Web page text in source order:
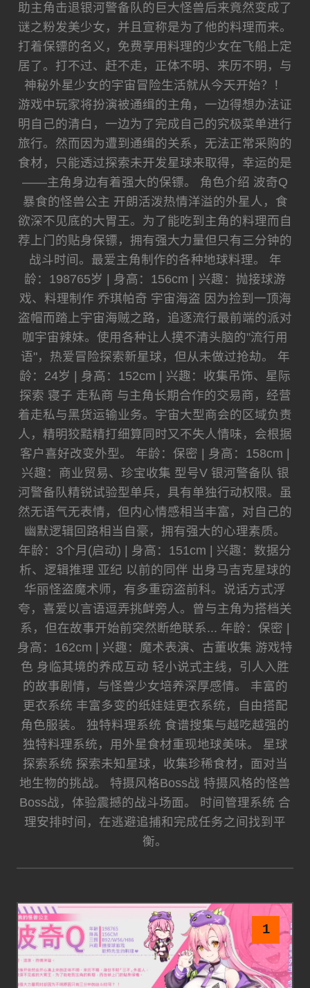
助主角击退银河警备队的巨大怪兽后来竟然变成了
谜之粉发美少女，并且宣称是为了他的料理而来。
打着保镖的名义，免费享用料理的少女在飞船上定
居了。打不过、赶不走，正体不明、来历不明，与
神秘外星少女的宇宙冒险生活就从今天开始？！
游戏中玩家将扮演被通缉的主角，一边得想办法证
明自己的清白，一边为了完成自己的究极菜单进行
旅行。然而因为遭到通缉的关系，无法正常采购的
食材，只能透过探索未开发星球来取得，幸运的是
——主角身边有着强大的保镖。 角色介绍 波奇Q
暴食的怪兽公主 开朗活泼热情洋溢的外星人，食
欲深不见底的大胃王。为了能吃到主角的料理而自
荐上门的贴身保镖，拥有强大力量但只有三分钟的
战斗时间。最爱主角制作的各种地球料理。 年
龄：198765岁 | 身高：156cm | 兴趣：抛接球游
戏、料理制作 乔琪帕奇 宇宙海盗 因为捡到一顶海
盗帽而踏上宇宙海贼之路，追逐流行最前端的派对
咖宇宙辣妹。使用各种让人摸不清头脑的"流行用
语"，热爱冒险探索新星球，但从未做过抢劫。 年
龄：24岁 | 身高：152cm | 兴趣：收集吊饰、星际
探索 寝子 走私商 与主角长期合作的交易商，经营
着走私与黑货运输业务。宇宙大型商会的区域负责
人，精明狡黠精打细算同时又不失人情味，会根据
客户喜好改变外型。 年龄：保密 | 身高：158cm |
兴趣：商业贸易、珍宝收集 型号V 银河警备队 银
河警备队精锐试验型单兵，具有单独行动权限。虽
然无语气无表情，但内心情感相当丰富，对自己的
幽默逻辑回路相当自豪，拥有强大的心理素质。
年龄：3个月(启动) | 身高：151cm | 兴趣：数据分
析、逻辑推理 亚纪 以前的同伴 出身马吉克星球的
华丽怪盗魔术师，有多重窃盗前科。说话方式浮
夸，喜爱以言语逗弄挑衅旁人。曾与主角为搭档关
系，但在故事开始前突然断绝联系... 年龄：保密 |
身高：162cm | 兴趣：魔术表演、古董收集 游戏特
色 身临其境的养成互动 轻小说式主线，引人入胜
的故事剧情，与怪兽少女培养深厚感情。 丰富的
更衣系统 丰富多变的纸娃娃更衣系统，自由搭配
角色服装。 独特料理系统 食谱搜集与越吃越强的
独特料理系统，用外星食材重现地球美味。 星球
探索系统 探索未知星球，收集珍稀食材，面对当
地生物的挑战。 特摄风格Boss战 特摄风格的怪兽
Boss战，体验震撼的战斗场面。 时间管理系统 合
理安排时间，在逃避追捕和完成任务之间找到平
衡。
1